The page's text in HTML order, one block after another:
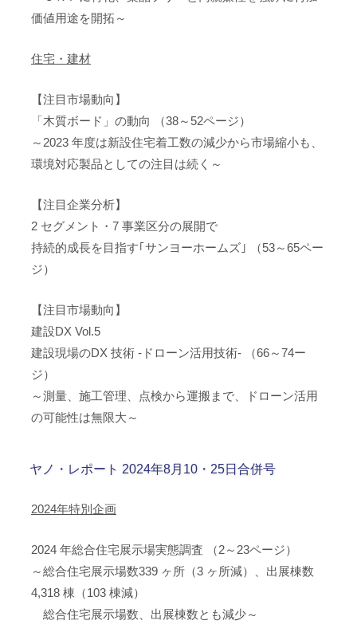
価値用途を開拓～
住宅・建材
【注目市場動向】
「木質ボード」の動向 （38～52ページ）
～2023 年度は新設住宅着工数の減少から市場縮小も、
環境対応製品としての注目は続く～
【注目企業分析】
2 セグメント・7 事業区分の展開で
持続的成長を目指す｢サンヨーホームズ｣ （53～65ペー
ジ）
【注目市場動向】
建設DX Vol.5
建設現場のDX 技術 -ドローン活用技術- （66～74ー
ジ）
～測量、施工管理、点検から運搬まで、ドローン活用
の可能性は無限大～
ヤノ・レポート 2024年8月10・25日合併号
2024年特別企画
2024 年総合住宅展示場実態調査 （2～23ページ）
～総合住宅展示場数339 ヶ所（3 ヶ所減）、出展棟数
4,318 棟（103 棟減）
総合住宅展示場数、出展棟数とも減少～